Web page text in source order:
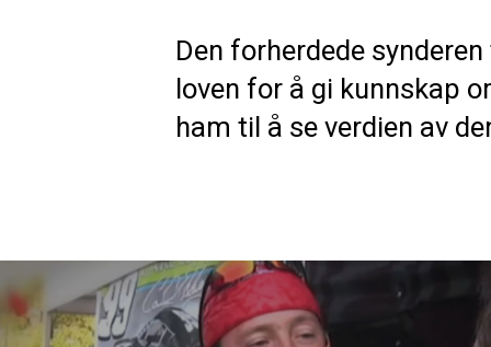
Den forherdede
loven for å gi kunnskap
ham til å se verdien av